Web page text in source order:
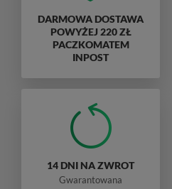
DARMOWA DOSTAWA
POWYŻEJ 220 ZŁ
PACZKOMATEM
INPOST
14 DNI NA ZWROT
Gwarantowana